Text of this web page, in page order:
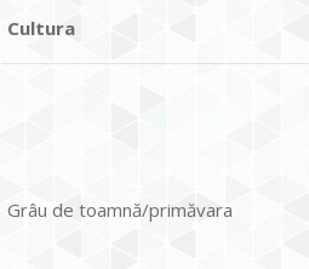
Cultura
Grâu de toamnă/primăvara